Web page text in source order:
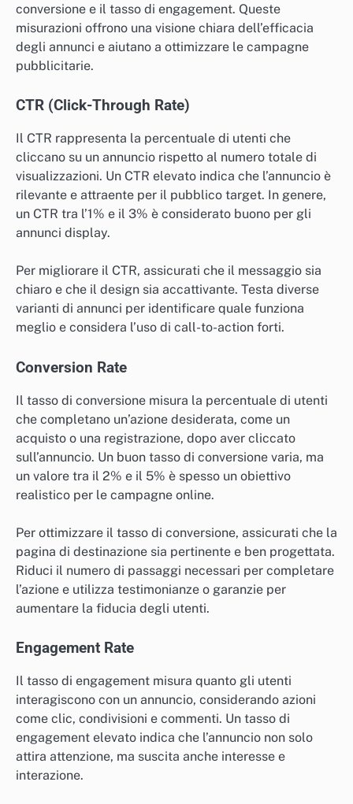
conversione e il tasso di engagement. Queste
misurazioni offrono una visione chiara dell’efficacia
degli annunci e aiutano a ottimizzare le campagne
pubblicitarie.
CTR (Click-Through Rate)
Il CTR rappresenta la percentuale di utenti che
cliccano su un annuncio rispetto al numero totale di
visualizzazioni. Un CTR elevato indica che l’annuncio è
rilevante e attraente per il pubblico target. In genere,
un CTR tra l’1% e il 3% è considerato buono per gli
annunci display.
Per migliorare il CTR, assicurati che il messaggio sia
chiaro e che il design sia accattivante. Testa diverse
varianti di annunci per identificare quale funziona
meglio e considera l’uso di call-to-action forti.
Conversion Rate
Il tasso di conversione misura la percentuale di utenti
che completano un’azione desiderata, come un
acquisto o una registrazione, dopo aver cliccato
sull’annuncio. Un buon tasso di conversione varia, ma
un valore tra il 2% e il 5% è spesso un obiettivo
realistico per le campagne online.
Per ottimizzare il tasso di conversione, assicurati che la
pagina di destinazione sia pertinente e ben progettata.
Riduci il numero di passaggi necessari per completare
l’azione e utilizza testimonianze o garanzie per
aumentare la fiducia degli utenti.
Engagement Rate
Il tasso di engagement misura quanto gli utenti
interagiscono con un annuncio, considerando azioni
come clic, condivisioni e commenti. Un tasso di
engagement elevato indica che l’annuncio non solo
attira attenzione, ma suscita anche interesse e
interazione.